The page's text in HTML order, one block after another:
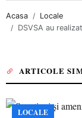
Acasa
Locale
DSVSA au
ARTICOLE
LOCALE